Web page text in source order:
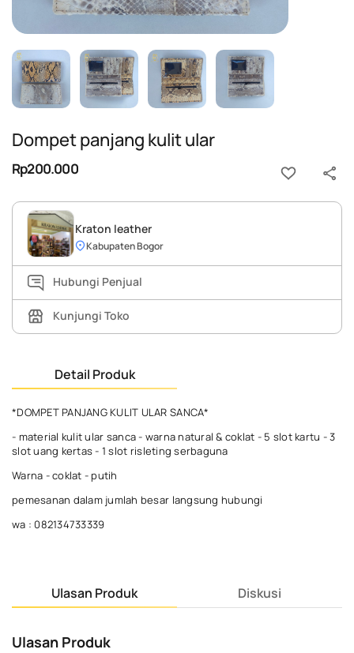
Dompet panjang kulit ular
Rp200.000
Kraton leather
Kabupaten Bogor
Hubungi Penjual
Kunjungi Toko
Detail Produk
*DOMPET PANJANG KULIT ULAR SANCA*
- material kulit ular sanca - warna natural & coklat - 5 slot kartu - 3
slot uang kertas - 1 slot risleting serbaguna
Warna - coklat - putih
pemesanan dalam jumlah besar langsung hubungi
wa : 082134733339
Ulasan Produk Diskusi
Ulasan Produk